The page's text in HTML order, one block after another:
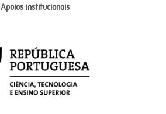
Apoios institucionais